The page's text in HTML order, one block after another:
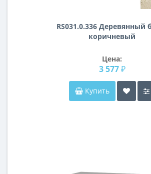
RS031.0.336 Деревянный
коричневый
Цена:
3 577 ₽
Купить